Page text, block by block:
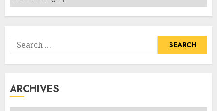
Senarai
Tumbuhan
Search
for:
ARCHIVES